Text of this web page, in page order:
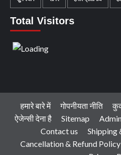
Total Visitors
हमारे बारे में गोपनीयता नीति
ऐजेन्सी देना है
Sitemap
Contact us
Shipping
Cancellation & Refund Policy